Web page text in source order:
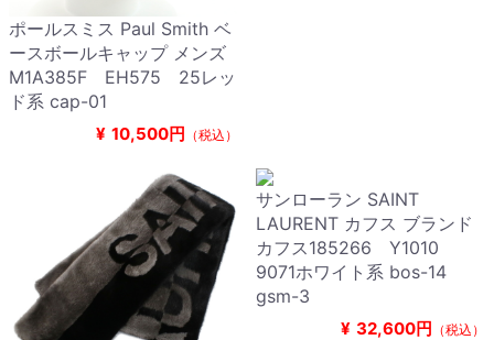
ポールスミス Paul Smith ベ
ースボールキャップ メンズ
M1A385F EH575 25レッ
ド系 cap-01
¥ 10,500円 （税込）
サンローラン SAINT
LAURENT カフス ブランド
カフス185266 Y1010
9071ホワイト系 bos-14
gsm-3
¥ 32,600円 （税込）